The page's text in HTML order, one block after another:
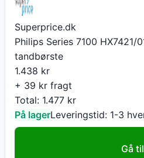
Superprice.dk
Philips Series 7100 HX7421/
tandbørste
1.438 kr
+ 39 kr fragt
Total: 1.477 kr
På lagerLeveringstid: 1-3
Gå